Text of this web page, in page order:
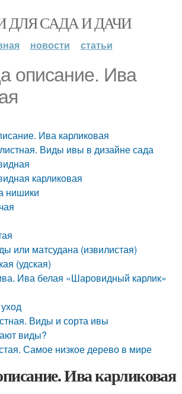
ДЛЯ САДА И ДАЧИ
новости статьи
описание. Ива
Ива карликовая
Виды ивы в дизайне сада
карликовая
нишики
или матсудана (извилистая)
(удская)
Ива белая «Шаровидный карлик»
Виды и сорта ивы
виды?
Самое низкое дерево в мире
Ива карликовая